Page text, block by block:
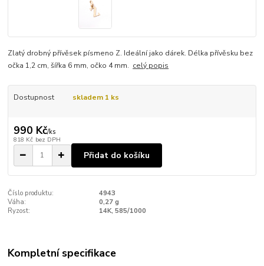
Zlatý drobný přívěsek písmeno Z. Ideální jako dárek. Délka přívěsku bez
očka 1,2 cm, šířka 6 mm, očko 4 mm. celý popis
Dostupnost skladem 1 ks
990 Kč/ks
818 Kč bez DPH
Přidat do košíku
Číslo produktu:
4943
Váha:
0,27 g
Ryzost:
14K, 585/1000
Kompletní specifikace